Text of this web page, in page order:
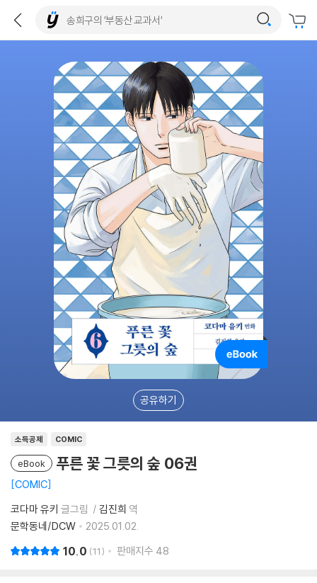
공유하기
소득공제 COMIC
eBook 푸른 꽃 그릇의 숲 06권
COMIC
코다마 유키 글그림 김진희 역
문학동네/DCW
2025.01.02.
10.0 11 판매지수 48